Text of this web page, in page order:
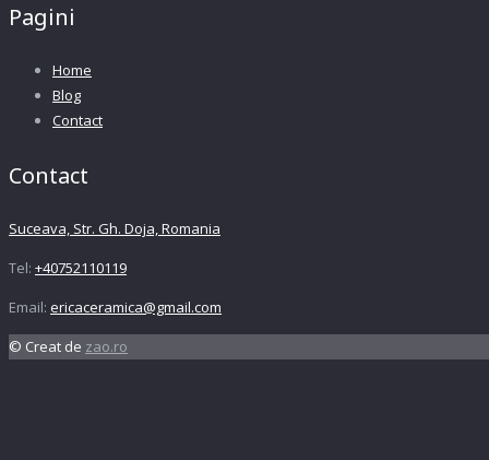
Pagini
Home
Blog
Contact
Contact
Suceava, Str. Gh. Doja, Romania
Tel: +40752110119
Email: ericaceramica@gmail.com
© Creat de zao.ro